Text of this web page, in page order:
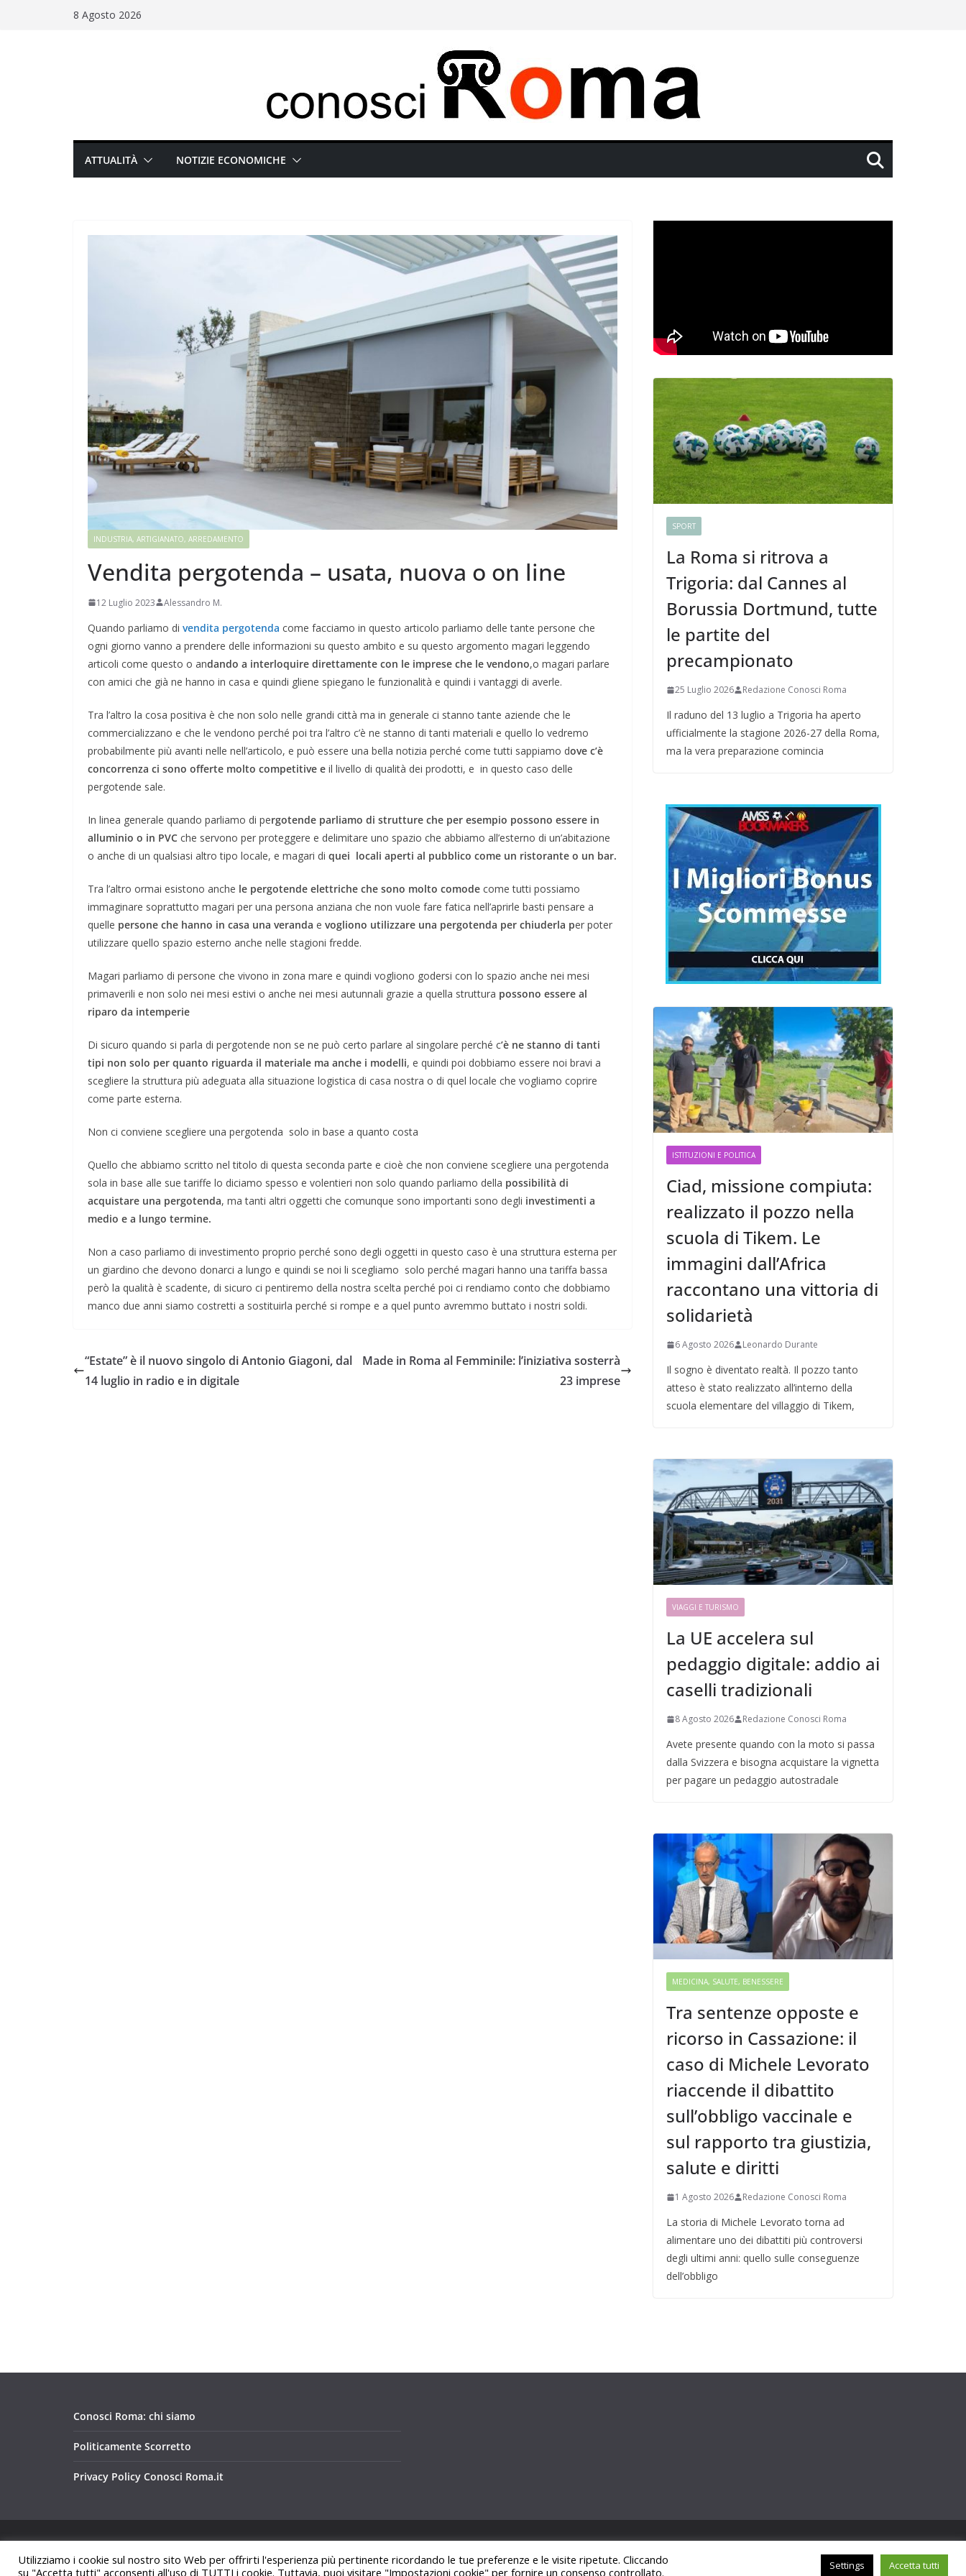
8 Agosto 2026
ATTUALITÀ NOTIZIE ECONOMICHE
INDUSTRIA, ARTIGIANATO, ARREDAMENTO
Vendita pergotenda – usata, nuova o on line
12 Luglio 2023 Alessandro M.
Quando parliamo di vendita pergotenda come facciamo in questo articolo parliamo delle tante persone che
ogni giorno vanno a prendere delle informazioni su questo ambito e su questo argomento magari leggendo
articoli come questo o andando a interloquire direttamente con le imprese che le vendono,o magari parlare
con amici che già ne hanno in casa e quindi gliene spiegano le funzionalità e quindi i vantaggi di averle.
Tra l’altro la cosa positiva è che non solo nelle grandi città ma in generale ci stanno tante aziende che le
commercializzano e che le vendono perché poi tra l’altro c’è ne stanno di tanti materiali e quello lo vedremo
probabilmente più avanti nelle nell’articolo, e può essere una bella notizia perché come tutti sappiamo dove c’è
concorrenza ci sono offerte molto competitive e il livello di qualità dei prodotti, e in questo caso delle
pergotende sale.
In linea generale quando parliamo di pergotende parliamo di strutture che per esempio possono essere in
alluminio o in PVC che servono per proteggere e delimitare uno spazio che abbiamo all’esterno di un’abitazione
o anche di un qualsiasi altro tipo locale, e magari di quei locali aperti al pubblico come un ristorante o un bar.
Tra l’altro ormai esistono anche le pergotende elettriche che sono molto comode come tutti possiamo
immaginare soprattutto magari per una persona anziana che non vuole fare fatica nell’aprirle basti pensare a
quelle persone che hanno in casa una veranda e vogliono utilizzare una pergotenda per chiuderla per poter
utilizzare quello spazio esterno anche nelle stagioni fredde.
Magari parliamo di persone che vivono in zona mare e quindi vogliono godersi con lo spazio anche nei mesi
primaverili e non solo nei mesi estivi o anche nei mesi autunnali grazie a quella struttura possono essere al
riparo da intemperie
Di sicuro quando si parla di pergotende non se ne può certo parlare al singolare perché c’è ne stanno di tanti
tipi non solo per quanto riguarda il materiale ma anche i modelli, e quindi poi dobbiamo essere noi bravi a
scegliere la struttura più adeguata alla situazione logistica di casa nostra o di quel locale che vogliamo coprire
come parte esterna.
Non ci conviene scegliere una pergotenda solo in base a quanto costa
Quello che abbiamo scritto nel titolo di questa seconda parte e cioè che non conviene scegliere una pergotenda
sola in base alle sue tariffe lo diciamo spesso e volentieri non solo quando parliamo della possibilità di
acquistare una pergotenda, ma tanti altri oggetti che comunque sono importanti sono degli investimenti a
medio e a lungo termine.
Non a caso parliamo di investimento proprio perché sono degli oggetti in questo caso è una struttura esterna per
un giardino che devono donarci a lungo e quindi se noi li scegliamo solo perché magari hanno una tariffa bassa
però la qualità è scadente, di sicuro ci pentiremo della nostra scelta perché poi ci rendiamo conto che dobbiamo
manco due anni siamo costretti a sostituirla perché si rompe e a quel punto avremmo buttato i nostri soldi.
“Estate” è il nuovo singolo di Antonio Giagoni, dal
14 luglio in radio e in digitale
Made in Roma al Femminile: l’iniziativa sosterrà
23 imprese
SPORT
La Roma si ritrova a
Trigoria: dal Cannes al
Borussia Dortmund, tutte
le partite del
precampionato
25 Luglio 2026 Redazione Conosci Roma
Il raduno del 13 luglio a Trigoria ha aperto
ufficialmente la stagione 2026-27 della Roma,
ma la vera preparazione comincia
ISTITUZIONI E POLITICA
Ciad, missione compiuta:
realizzato il pozzo nella
scuola di Tikem. Le
immagini dall’Africa
raccontano una vittoria di
solidarietà
6 Agosto 2026 Leonardo Durante
Il sogno è diventato realtà. Il pozzo tanto
atteso è stato realizzato all’interno della
scuola elementare del villaggio di Tikem,
VIAGGI E TURISMO
La UE accelera sul
pedaggio digitale: addio ai
caselli tradizionali
8 Agosto 2026 Redazione Conosci Roma
Avete presente quando con la moto si passa
dalla Svizzera e bisogna acquistare la vignetta
per pagare un pedaggio autostradale
MEDICINA, SALUTE, BENESSERE
Tra sentenze opposte e
ricorso in Cassazione: il
caso di Michele Levorato
riaccende il dibattito
sull’obbligo vaccinale e
sul rapporto tra giustizia,
salute e diritti
1 Agosto 2026 Redazione Conosci Roma
La storia di Michele Levorato torna ad
alimentare uno dei dibattiti più controversi
degli ultimi anni: quello sulle conseguenze
dell’obbligo
Conosci Roma: chi siamo
Politicamente Scorretto
Privacy Policy Conosci Roma.it
Tema:ColorMagdi ThemeGrill. Powered byWordPress.
Utilizziamo i cookie sul nostro sito Web per offrirti l'esperienza più pertinente ricordando le tue preferenze e le visite ripetute. Cliccando
su "Accetta tutti" acconsenti all'uso di TUTTI i cookie. Tuttavia, puoi visitare "Impostazioni cookie" per fornire un consenso controllato.
Settings Accetta tutti